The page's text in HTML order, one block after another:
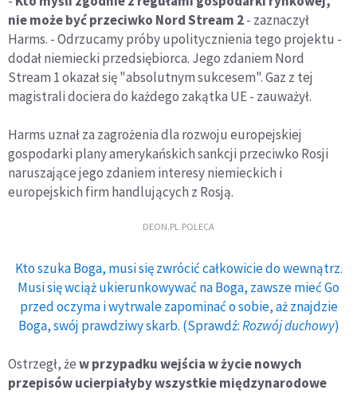
nie może być przeciwko Nord Stream 2- zaznaczył
Harms. - Odrzucamy próby upolitycznienia tego projektu -
dodał niemiecki przedsiębiorca. Jego zdaniem Nord
Stream 1 okazał się "absolutnym sukcesem". Gaz z tej
magistrali dociera do każdego zakątka UE - zauważył.
Harms uznał za zagrożenia dla rozwoju europejskiej
gospodarki plany amerykańskich sankcji przeciwko Rosji
naruszające jego zdaniem interesy niemieckich i
europejskich firm handlujących z Rosją.
DEON.PL POLECA
Kto szuka Boga, musi się zwrócić całkowicie do wewnątrz.
Musi się wciąż ukierunkowywać na Boga, zawsze mieć Go
przed oczyma i wytrwale zapominać o sobie, aż znajdzie
Boga, swój prawdziwy skarb. (Sprawdź:Rozwój duchowy)
Ostrzegł, żew przypadku wejścia w życie nowych
przepisów ucierpiałyby wszystkie międzynarodowe